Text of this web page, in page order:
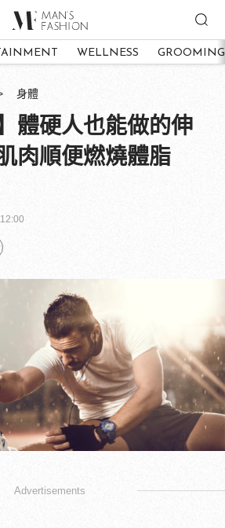
WELLNESS GROOMING
身體
體硬人也能做的伸
肉順便燃燒體脂
Advertisements